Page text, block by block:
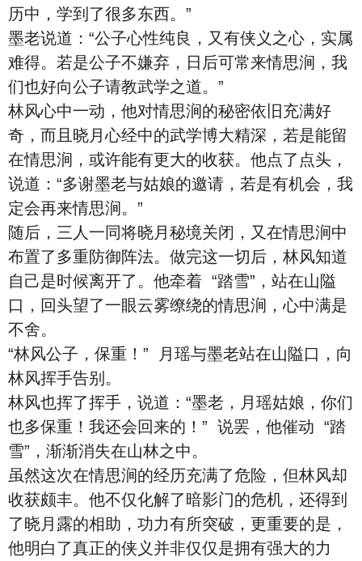
历中，学到了很多东西。”
墨老说道：“公子心性纯良，又有侠义之心，实属
难得。若是公子不嫌弃，日后可常来情思涧，我
们也好向公子请教武学之道。”
林风心中一动，他对情思涧的秘密依旧充满好
奇，而且晓月心经中的武学博大精深，若是能留
在情思涧，或许能有更大的收获。他点了点头，
说道：“多谢墨老与姑娘的邀请，若是有机会，我
定会再来情思涧。”
随后，三人一同将晓月秘境关闭，又在情思涧中
布置了多重防御阵法。做完这一切后，林风知道
自己是时候离开了。他牵着 “踏雪”，站在山隘
口，回头望了一眼云雾缭绕的情思涧，心中满是
不舍。
“林风公子，保重！” 月瑶与墨老站在山隘口，向
林风挥手告别。
林风也挥了挥手，说道：“墨老，月瑶姑娘，你们
也多保重！我还会回来的！” 说罢，他催动 “踏
雪”，渐渐消失在山林之中。
虽然这次在情思涧的经历充满了危险，但林风却
收获颇丰。他不仅化解了暗影门的危机，还得到
了晓月露的相助，功力有所突破，更重要的是，
他明白了真正的侠义并非仅仅是拥有强大的力